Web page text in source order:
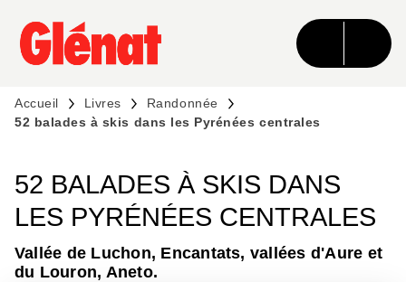
MENU RECHERCHE CONTENU
PIED DE PAGE
Accueil Livres
Randonnée
52 balades à skis dans les Pyrénées centrales
52 BALADES À SKIS DANS
LES PYRÉNÉES CENTRALES
Vallée de Luchon, Encantats, vallées d'Aure et
du Louron, Aneto.